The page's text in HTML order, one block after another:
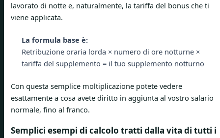
lavorato di notte e, naturalmente, la tariffa del bonus che ti
viene applicata.
La formula base è:
Retribuzione oraria lorda × numero di ore notturne ×
tariffa del supplemento = il tuo supplemento notturno
Con questa semplice moltiplicazione potete vedere
esattamente a cosa avete diritto in aggiunta al vostro salario
normale, fino al franco.
Semplici esempi di calcolo tratti dalla vita di tutti i